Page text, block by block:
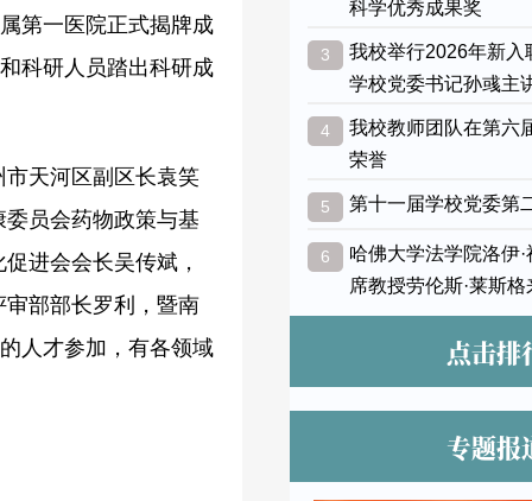
第一医院正式揭牌成
科研人员踏出科研成
天河区副区长袁笑
员会药物政策与基
进会会长吴传斌，
部部长罗利，暨南
人才参加，有各领域
科学优秀成果奖
3 我校举行2026年新入
学校党委书记孙彧主
4 我校教师团队在第六
荣誉
5 第十一届学校党委第
6 哈佛大学法学院洛伊
席教授劳伦斯·莱斯
点击排
专题报